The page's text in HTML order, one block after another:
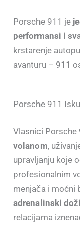
Porsche 911 je
performansi i
krstarenje
avanturu – 911
Porsche 911
Vlasnici
volanom,
upravljanju koje
profesionalnim
menjača i moćni
adrenalinski
relacijama